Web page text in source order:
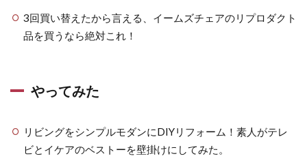
3回買い替えたから言える、イームズチェアのリプロダクト
品を買うなら絶対これ！
やってみた
リビングをシンプルモダンにDIYリフォーム！素人がテレ
ビとイケアのベストーを壁掛けにしてみた。